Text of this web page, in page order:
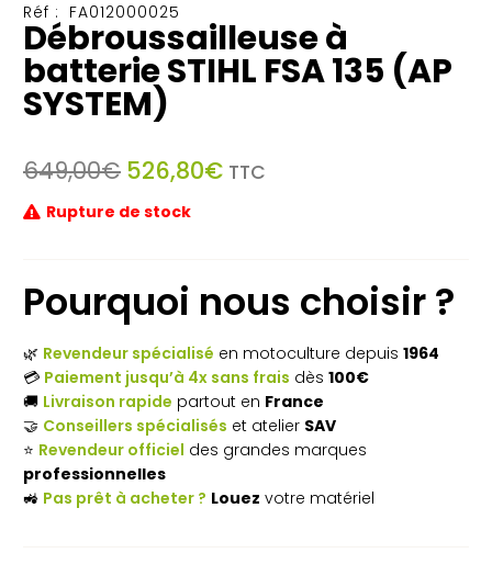
Réf : FA012000025
Débroussailleuse à
batterie STIHL FSA 135 (AP
SYSTEM)
649,00€ Le
initial
526,80€Le
TTC
Rupture de stock
Pourquoi nous choisir ?
🌿 Revendeur spécialisé en motoculture depuis 1964
💳 Paiement jusqu’à 4x sans frais dès 100€
🚚 Livraison rapide partout en France
🤝 Conseillers spécialisés et atelier SAV
⭐ Revendeur officiel des grandes marques
professionnelles
🚜 Pas prêt à acheter ? Louez votre matériel